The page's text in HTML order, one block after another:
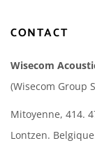
CONTACT
Wisecom
(Wisecom Group
Mitoyenne, 414.
Lontzen.